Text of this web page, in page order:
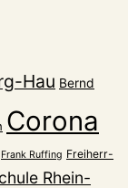
Hau Bernd
Corona
Frank Ruffing Freiherr-
Rhein-